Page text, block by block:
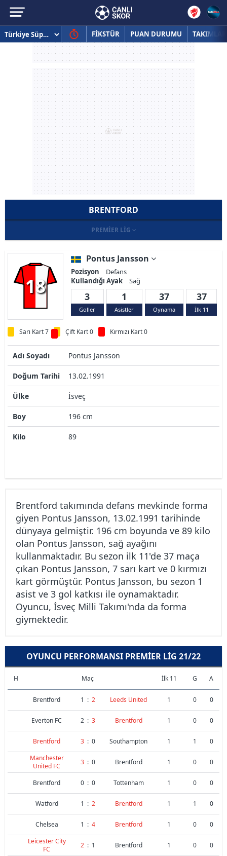
FİKSTÜR PUAN DURUMU TAKIMLAR
BRENTFORD
PREMIER LIG
18
Pontus Jansson
Pozisyon
Defans
Kullandığı Ayak
Sağ
3
Goller
1
Asistler
37
Oynama
37
İlk 11
Sarı Kart 7 Çift Kart 0 Kırmızı Kart 0
Adı Soyadı Pontus Jansson
Doğum Tarihi 13.02.1991
Ülke İsveç
Boy 196 cm
Kilo 89
Brentford takımında defans mevkinde forma
giyen Pontus Jansson, 13.02.1991 tarihinde
dünyaya gelmiştir. 196 cm boyunda ve 89 kilo
olan Pontus Jansson, sağ ayağını
kullanmaktadır. Bu sezon ilk 11'de 37 maça
çıkan Pontus Jansson, 7 sarı kart ve 0 kırmızı
kart görmüştür. Pontus Jansson, bu sezon 1
asist ve 3 gol katkısı ile oynamaktadır.
Oyuncu, İsveç Milli Takımı'nda da forma
giymektedir.
OYUNCU PERFORMANSI PREMIER LIG 21/22
H Maç İlk 11 G A
Brentford 1 : 2 Leeds United 1 0 0
Everton FC 2 : 3 Brentford 1 0 0
Brentford 3 : 0 Southampton 1 1
0
Manchester
United FC
3 : 0 Brentford 1 0 0
Brentford 0 : 0 Tottenham 1 0 0
Watford 1 : 2 Brentford 1 1 0
Chelsea 1 : 4 Brentford 1 0
0
Leicester City
FC
2 : 1 Brentford 1 0 0